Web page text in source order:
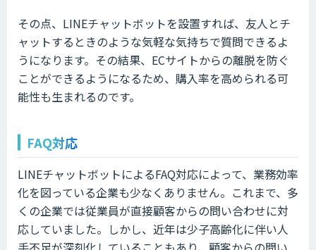
その点、LINEチャットボットを設置すれば、友人とチ
ャットするときのような気軽な気持ちで質問できるよ
うになります。その結果、ECサイトからの離脱を防ぐ
ことができるようになるため、購入率を高められる可
能性も生まれるのです。
FAQ対応
LINEチャットボットによるFAQ対応によって、業務効率
化を図っている企業も少なくありません。これまで、多
くの企業では従業員が直接顧客からの問い合わせに対
応していました。しかし、近年は少子高齢化に伴い人